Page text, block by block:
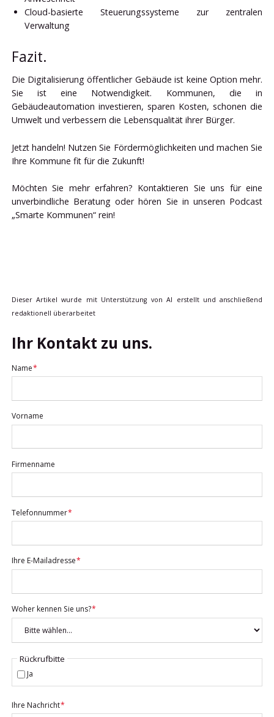
Cloud-basierte Steuerungssysteme zur zentralen
Verwaltung
Fazit.
Die Digitalisierung öffentlicher Gebäude ist keine Option mehr.
Sie ist eine Notwendigkeit. Kommunen, die in
Gebäudeautomation investieren, sparen Kosten, schonen die
Umwelt und verbessern die Lebensqualität ihrer Bürger.
Jetzt handeln! Nutzen Sie Fördermöglichkeiten und machen Sie
Ihre Kommune fit für die Zukunft!
Möchten Sie mehr erfahren? Kontaktieren Sie uns für eine
unverbindliche Beratung oder hören Sie in unseren Podcast
„Smarte Kommunen“ rein!
Dieser Artikel wurde mit Unterstützung von AI erstellt und anschließend
redaktionell überarbeitet
Ihr Kontakt zu uns.
Pflichtfeld
Name*
Vorname
Firmenname
Pflichtfeld
Telefonnummer*
Pflichtfeld
Ihre E-Mailadresse*
Pflichtfeld
Woher kennen Sie uns?*
Rückrufbitte
Ja
Pflichtfeld
Ihre Nachricht*